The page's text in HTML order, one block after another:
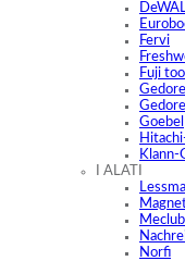
Fervi
Fuji
Gedore
Goebel
Klann-
I ALATI
Norfi